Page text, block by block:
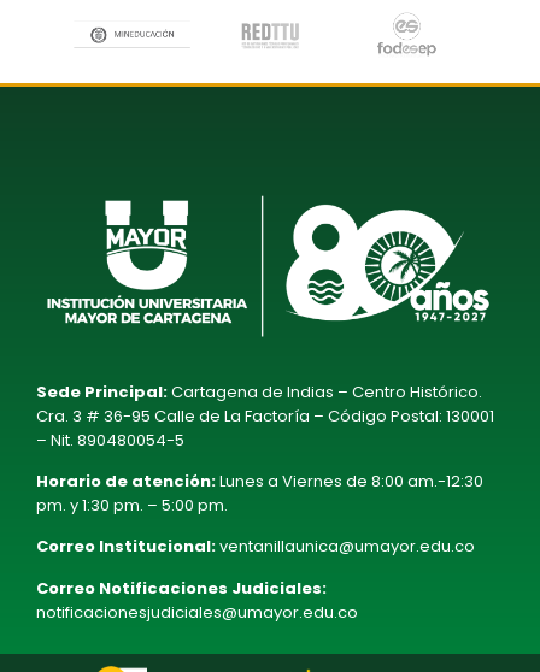
Sede Principal:Cartagena de Indias – Centro Histórico.
Cra. 3 # 36-95 Calle de La Factoría – Código Postal: 130001
– Nit. 890480054-5
Horario de atención:Lunes a Viernes de 8:00 am.-12:30
pm. y 1:30 pm. – 5:00 pm.
Correo Institucional:ventanillaunica@umayor.edu.co
Correo Notificaciones Judiciales:
notificacionesjudiciales@umayor.edu.co